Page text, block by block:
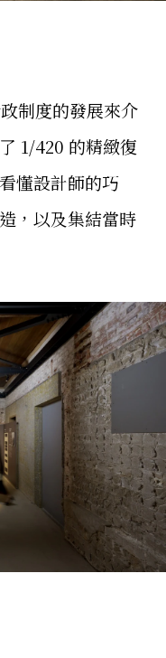
制度的發展來介
1/420 的精緻復
懂設計師的巧
，以及集結當時